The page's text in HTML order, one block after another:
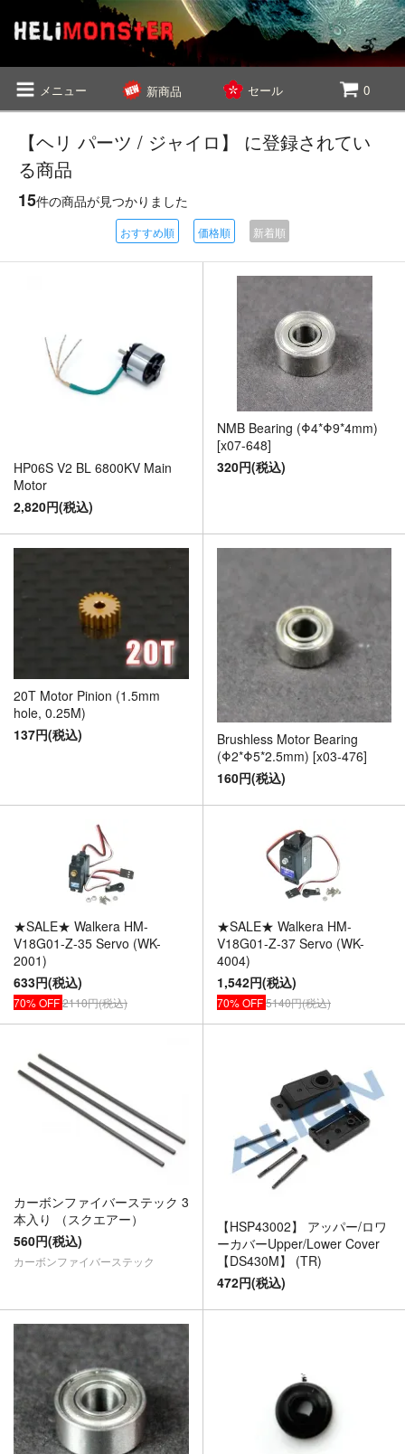
メニュー 新商品 セール 0
【ヘリ パーツ / ジャイロ】 に登録されてい
る商品
15件の商品が見つかりました
おすすめ順 価格順 新着順
HP06S V2 BL 6800KV Main
Motor
2,820円(税込)
NMB Bearing (Φ4*Φ9*4mm)
[x07-648]
320円(税込)
20T Motor Pinion (1.5mm
hole, 0.25M)
137円(税込)
Brushless Motor Bearing
(Φ2*Φ5*2.5mm) [x03-476]
160円(税込)
★SALE★ Walkera HM-
V18G01-Z-35 Servo (WK-
2001)
633円(税込)
70% OFF2110円(税込)
★SALE★ Walkera HM-
V18G01-Z-37 Servo (WK-
4004)
1,542円(税込)
70% OFF5140円(税込)
カーボンファイバーステック 3
本入り （スクエアー）
560円(税込)
カーボンファイバーステック
【HSP43002】 アッパー/ロワ
ーカバーUpper/Lower Cover
【DS430M】 (TR)
472円(税込)